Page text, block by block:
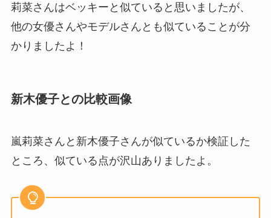
莉菜さんはベッキーと似ていると思いましたが、
他の女優さんやモデルさんとも似ていることが分
かりましたよ！
新木優子との比較画像
嵐莉菜さんと新木優子さんが似ているか検証した
ところ、似ている点が沢山ありましたよ。